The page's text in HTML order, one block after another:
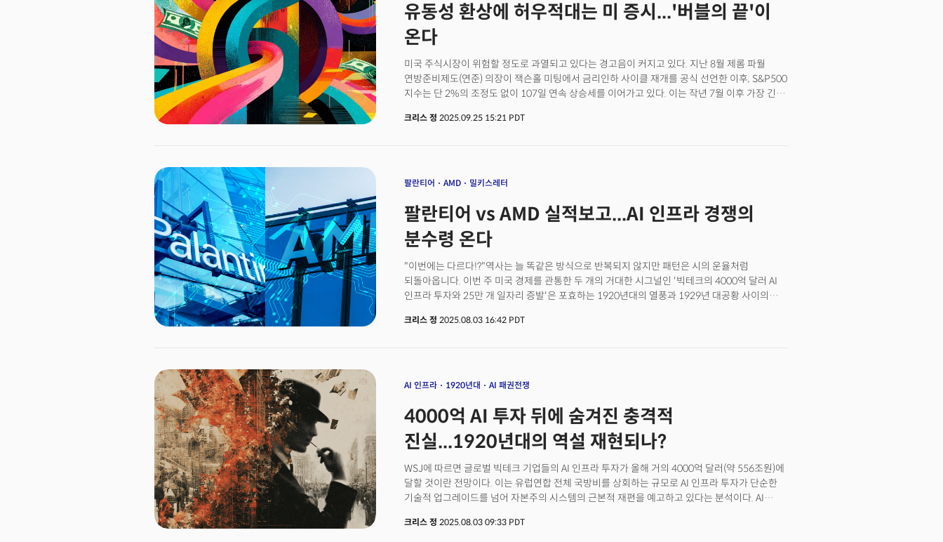
것이다.
유동성 환상에 허우적대는 미 증시...'버블의 끝'이
온다
미국 주식시장이 위험할 정도로 과열되고 있다는 경고음이 커지고 있다. 지난 8월 제롬 파월
연방준비제도(연준) 의장이 잭슨홀 미팅에서 금리인하 사이클 재개를 공식 선언한 이후, S&P500
지수는 단 2%의 조정도 없이 107일 연속 상승세를 이어가고 있다. 이는 작년 7월 이후 가장 긴
가까운 급등세를 보이고 있어 버블 우려가 제기되고 있다.이번 강세장을 이끄는 주력은
투자자가 보유 자금보다 더 많은 주식을 매수할 수 있게 해주지만, 주가 하락 시 손실이 배가되는
이는 시장 전체에 매도 압력으로 작용할 수 있다.
크리스 정 2025.09.25 15:21 PDT
팔란티어 AMD 밀키스레터
팔란티어 vs AMD 실적보고...AI 인프라 경쟁의
분수령 온다
"이번에는 다르다!?"역사는 늘 똑같은 방식으로 반복되지 않지만 패턴은 시의 운율처럼
되돌아옵니다. 이번 주 미국 경제를 관통한 두 개의 거대한 시그널인 '빅테크의 4000억 달러 AI
인프라 투자와 25만 개 일자리 증발'은 포효하는 1920년대의 열풍과 1929년 대공황 사이의
뛰어넘는 동안 미국 노동부는 지난 3개월간의 고용 통계를 대폭 하향 수정해야 했습니다. 이는
해석하며 환호하면서도 동시에 이 기업들이 10만명 이상을 해고하는 사실에는 무감각한 모습을
양극화로 소득 분배가 악화되고 있다는 점과 이것이 소비 기반을 침식했다는 점을 간과했던
이전의 패턴과 놀랍도록 유사합니다.핵심 질문은 이겁니다. AI 인프라로의 자본 집중이 새로운
일자리 창출 속도보다 기존 일자리 파괴 속도가 더 빠르다면 이 '창조적 파괴'는 누구를 위한
구조에서 AI가 약속하는 '기술의 미래'는 격차를 해소할 것인가, 아니면 더욱 고착화시킬 것인가?
라는 의문입니다.이번 주 우리가 목격한 것은 단순한 기술 혁신이 아닙니다. 기술의 혁신과
자본주의 시스템이 생산성의 향상을 부르면서도 인간 노동자에 대한 의존도를 급격히 줄이는
역설적인 '거대한 실험'의 서막입니다. 그리고 우리는 1920년대가 그랬듯 혁신의 찬란함 뒤에는
크리스 정 2025.08.03 16:42 PDT
AI 인프라 1920년대 AI 패권전쟁
4000억 AI 투자 뒤에 숨겨진 충격적
진실...1920년대의 역설 재현되나?
WSJ에 따르면 글로벌 빅테크 기업들의 AI 인프라 투자가 올해 거의 4000억 달러(약 556조원)에
달할 것이란 전망이다. 이는 유럽연합 전체 국방비를 상회하는 규모로 AI 인프라 투자가 단순한
기술적 업그레이드를 넘어 자본주의 시스템의 근본적 재편을 예고하고 있다는 분석이다. AI
마이크로소프트(MSFT), 아마존(AMZN), 그리고 메타 플랫폼(META)이 주도하는 이번 투자
크리스 정 2025.08.03 09:33 PDT